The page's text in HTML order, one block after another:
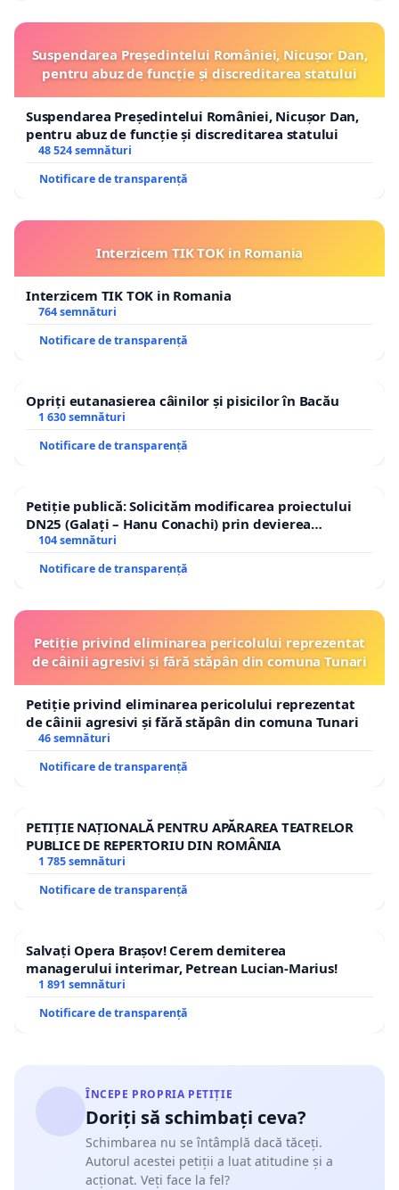
Suspendarea Președintelui României, Nicușor Dan,
pentru abuz de funcție și discreditarea statului
Suspendarea Președintelui României, Nicușor Dan,
pentru abuz de funcție și discreditarea statului
48 524 semnături
Notificare de transparență
Interzicem TIK TOK in Romania
Interzicem TIK TOK in Romania
764 semnături
Notificare de transparență
Opriți eutanasierea câinilor și pisicilor în Bacău
1 630 semnături
Notificare de transparență
Petiție publică: Solicităm modificarea proiectului
DN25 (Galați – Hanu Conachi) prin devierea
traseului în afara localităților!
104 semnături
Notificare de transparență
Petiție privind eliminarea pericolului reprezentat
de câinii agresivi și fără stăpân din comuna Tunari
Petiție privind eliminarea pericolului reprezentat
de câinii agresivi și fără stăpân din comuna Tunari
46 semnături
Notificare de transparență
PETIȚIE NAȚIONALĂ PENTRU APĂRAREA TEATRELOR
PUBLICE DE REPERTORIU DIN ROMÂNIA
1 785 semnături
Notificare de transparență
Salvați Opera Brașov! Cerem demiterea
managerului interimar, Petrean Lucian-Marius!
1 891 semnături
Notificare de transparență
ÎNCEPE PROPRIA PETIȚIE
Doriți să schimbați ceva?
Schimbarea nu se întâmplă dacă tăceți.
Autorul acestei petiții a luat atitudine și a
acționat. Veți face la fel?